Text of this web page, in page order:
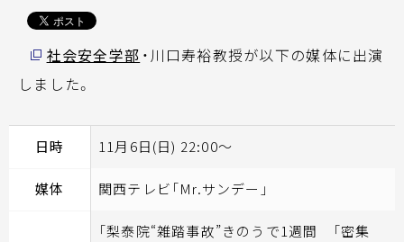
社会安全学部 ・川口寿裕教授が以下の媒体に出演
しました。
日時 11月6日(日) 22:00～
媒体 関西テレビ「Mr.サンデー」
「梨泰院“雑踏事故”きのうで1週間 「密集